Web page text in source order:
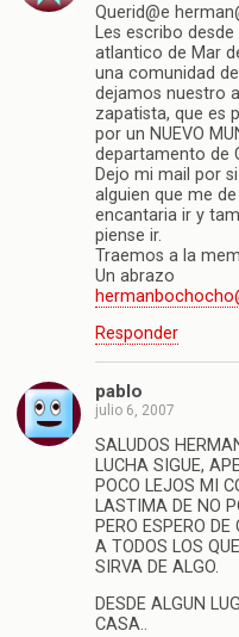
Querid@e
Les escribo
atlantico de Mar
una comunidad
dejamos nuestro
zapatista, que es
por un NUEVO
departamento de
Dejo mi mail por
alguien que me
encantaria ir y
piense ir.
Traemos a la
Un abrazo
Responder
pablo
julio 6, 2007
SALUDOS
LUCHA SIGUE,
POCO LEJOS MI
LASTIMA DE NO
PERO ESPERO
A TODOS LOS
SIRVA DE ALGO.
DESDE ALGUN
CASA..